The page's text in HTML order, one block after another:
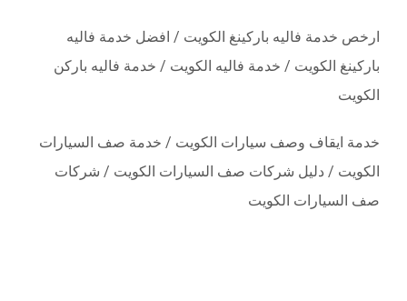
ارخص خدمة فاليه باركينغ الكويت / افضل خدمة فاليه
باركينغ الكويت / خدمة فاليه الكويت / خدمة فاليه باركن
الكويت
خدمة ايقاف وصف سيارات الكويت / خدمة صف السيارات
الكويت / دليل شركات صف السيارات الكويت / شركات
صف السيارات الكويت